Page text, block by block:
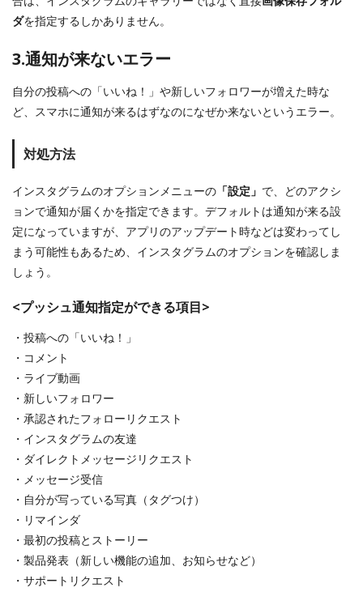
ダを指定するしかありません。
3.通知が来ないエラー
自分の投稿への「いいね！」や新しいフォロワーが増えた時な
ど、スマホに通知が来るはずなのになぜか来ないというエラー。
対処方法
インスタグラムのオプションメニューの 「設定」 で、どのアクシ
ョンで通知が届くかを指定できます。デフォルトは通知が来る設
定になっていますが、アプリのアップデート時などは変わってし
まう可能性もあるため、インスタグラムのオプションを確認しま
しょう。
<プッシュ通知指定ができる項目>
・投稿への「いいね！」
・コメント
・ライブ動画
・新しいフォロワー
・承認されたフォローリクエスト
・インスタグラムの友達
・ダイレクトメッセージリクエスト
・メッセージ受信
・自分が写っている写真（タグつけ）
・リマインダ
・最初の投稿とストーリー
・製品発表（新しい機能の追加、お知らせなど）
・サポートリクエスト